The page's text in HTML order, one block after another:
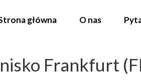
Frankfurt
główna O nas